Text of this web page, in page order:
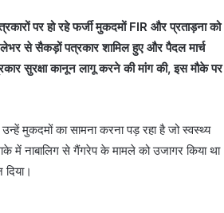
पर हो रहे फर्जी मुकदमों FIR और प्रताड़ना को
से सैकड़ों पत्रकार शामिल हुए और पैदल मार्च
सुरक्षा कानून लागू करने की मांग की, इस मौके पर
मुकदमों का सामना करना पड़ रहा है जो स्वस्थ्य
में नाबालिग से गैंगरेप के मामले को उजागर किया था